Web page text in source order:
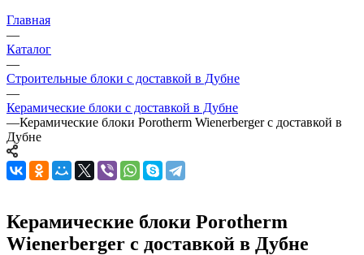
Главная
—
Каталог
—
Строительные блоки с доставкой в Дубне
—
Керамические блоки с доставкой в Дубне
—Керамические блоки Porotherm Wienerberger с доставкой в
Дубне
Керамические блоки Porotherm
Wienerberger с доставкой в Дубне